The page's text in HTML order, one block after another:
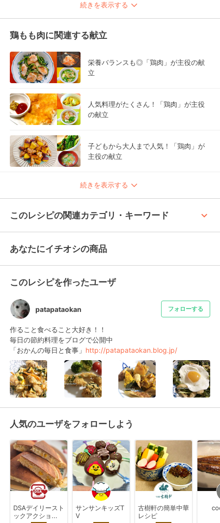
続きを表示する
鶏もも肉に関連する献立
栄養バランスも◎「鶏肉」が主役の献
立
人気料理がたくさん！「鶏肉」が主役
の献立
子どもから大人まで人気！「鶏肉」が
主役の献立
続きを表示する
このレシピの関連カテゴリ・キーワード keyboard_arrow_up
あなたにイチオシの商品
このレシピを作ったユーザ
patapataokan フォローする
作ること食べること大好き！！
毎日の節約料理をブログで公開中
「おかんの毎日と食事」 http://patapataokan.blog.jp/
人気のユーザをフォローしよう
DSAデイリースト
ックアクショ...
サンサンキッズT
V
古樹軒の簡単中華
レシピ